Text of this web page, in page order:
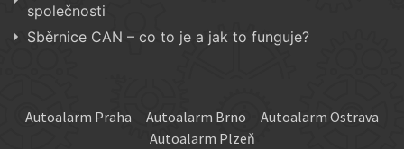
společnosti
Sběrnice CAN – co to je a jak to funguje?
Autoalarm Praha Autoalarm Brno
Autoalarm Ostrava
Autoalarm Plzeň